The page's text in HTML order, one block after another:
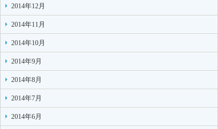
2014年12月
2014年11月
2014年10月
2014年9月
2014年8月
2014年7月
2014年6月